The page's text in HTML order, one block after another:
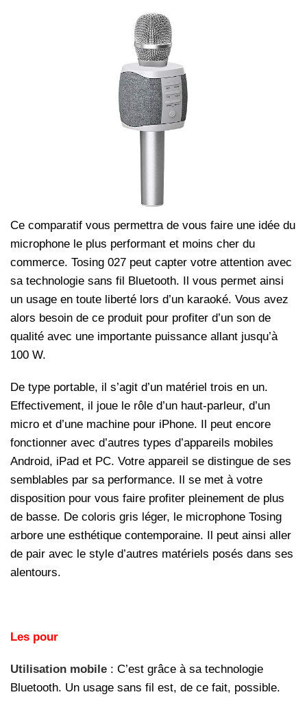
Ce comparatif vous permettra de vous faire une idée du
microphone le plus performant et moins cher du
commerce. Tosing 027 peut capter votre attention avec
sa technologie sans fil Bluetooth. Il vous permet ainsi
un usage en toute liberté lors d’un karaoké. Vous avez
alors besoin de ce produit pour profiter d’un son de
qualité avec une importante puissance allant jusqu’à
100 W.
De type portable, il s’agit d’un matériel trois en un.
Effectivement, il joue le rôle d’un haut-parleur, d’un
micro et d’une machine pour iPhone. Il peut encore
fonctionner avec d’autres types d’appareils mobiles
Android, iPad et PC. Votre appareil se distingue de ses
semblables par sa performance. Il se met à votre
disposition pour vous faire profiter pleinement de plus
de basse. De coloris gris léger, le microphone Tosing
arbore une esthétique contemporaine. Il peut ainsi aller
de pair avec le style d’autres matériels posés dans ses
alentours.
Les pour
Utilisation mobile : C’est grâce à sa technologie
Bluetooth. Un usage sans fil est, de ce fait, possible.